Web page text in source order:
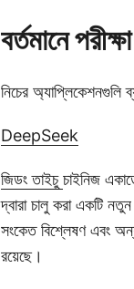
বর্তমানে
নিচের অ্যাপ্লিকেশনগুলি
DeepSeek
জিডং তাইচুচাইনিজ
দ্বারা চালু করা একটি
সংকেত বিশ্লেষণ এবং
রয়েছে।